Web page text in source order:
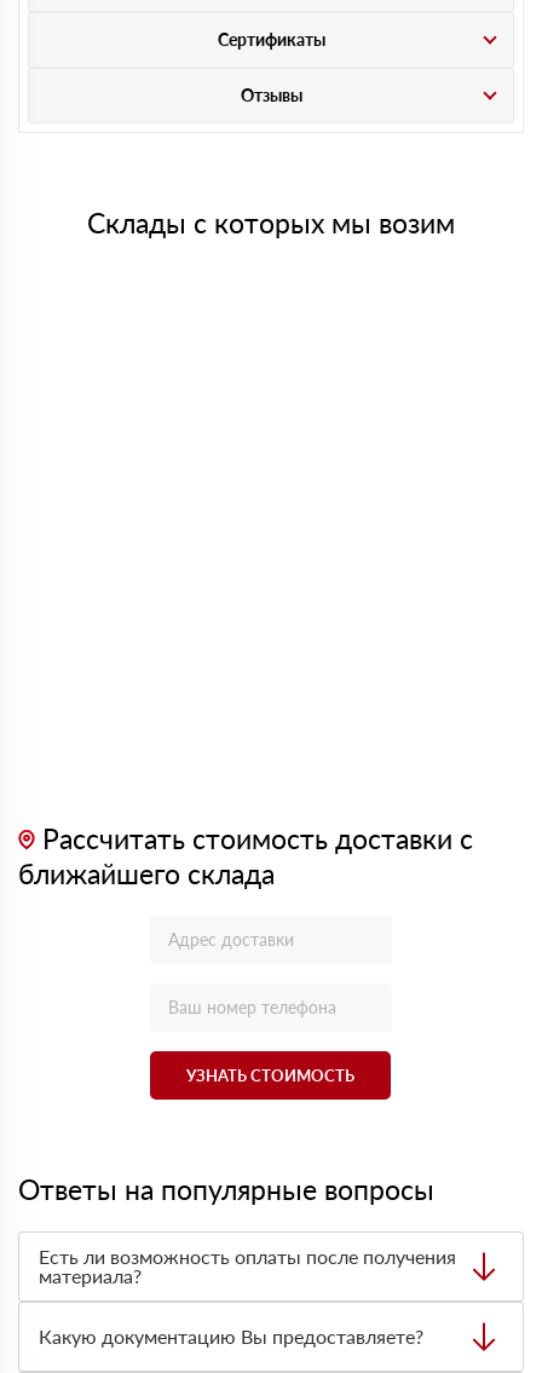
Сертификаты
Отзывы
Склады с которых мы возим
Рассчитать стоимость доставки с
ближайшего склада
УЗНАТЬ СТОИМОСТЬ
Ответы на популярные вопросы
Есть ли возможность оплаты после получения
материала?
оплата по факту получения товара. При этом, если
доставленный товар был ненадлежащего качества, то
Какую документацию Вы предоставляете?